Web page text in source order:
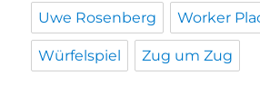
Uwe Rosenberg Worker
Würfelspiel Zug um Zug